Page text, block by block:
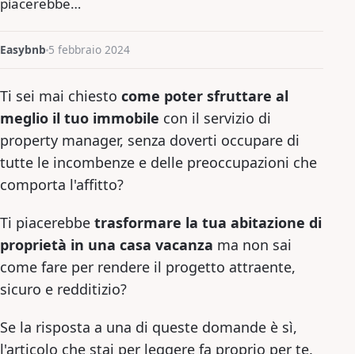
Easybnb 5 febbraio 2024
Ti sei mai chiesto come poter sfruttare al
meglio il tuo immobile con il servizio di
property manager, senza doverti occupare di
tutte le incombenze e delle preoccupazioni che
comporta l'affitto?
Ti piacerebbe trasformare la tua abitazione di
proprietà in una casa vacanza ma non sai
come fare per rendere il progetto attraente,
sicuro e redditizio?
Se la risposta a una di queste domande è sì,
l'articolo che stai per leggere fa proprio per te.